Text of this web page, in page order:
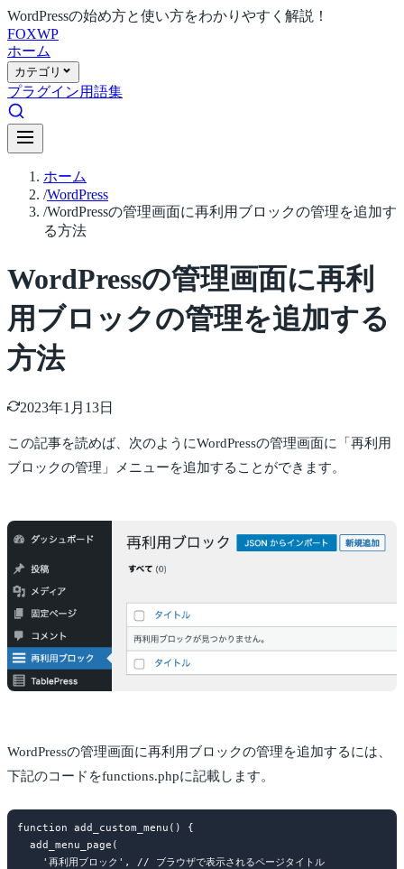
WordPressの始め方と使い方をわかりやすく解説！
FOXWP
ホーム
カテゴリ
プラグイン用語集
ホーム
/WordPress
/WordPressの管理画面に再利用ブロックの管理を追加す
る方法
WordPressの管理画面に再利
用ブロックの管理を追加する
方法
2023年1月13日
この記事を読めば、次のようにWordPressの管理画面に「再利用
ブロックの管理」メニューを追加することができます。
WordPressの管理画面に再利用ブロックの管理を追加するには、
下記のコードをfunctions.phpに記載します。
function add_custom_menu() {
  add_menu_page(
    '再利用ブロック', // ブラウザで表示されるページタイトル